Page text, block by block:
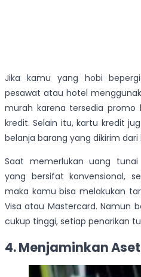
Jika kamu yang hobi
pesawat atau hotel
murah karena tersedia promo
kredit. Selain itu, kartu kredit
belanja barang yang dikirim dari
Saat memerlukan uang
yang bersifat konvensional,
maka kamu bisa melakukan
Visa atau Mastercard. Namun
cukup tinggi, setiap penarikan
4. Menjaminkan